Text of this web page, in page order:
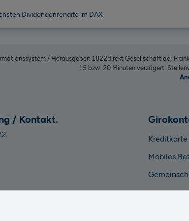
Dividendenrendite im DAX
/ Herausgeber: 1822direkt Gesellschaft der
15 bzw. 20 Minuten verzögert.
/ Kontakt
Kreditkarte
Mobiles